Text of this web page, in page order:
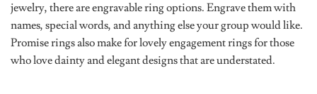
jewelry, there are engravable ring options. Engrave them with
names, special words, and anything else your group would like.
Promise rings also make for lovely engagement rings for those
who love dainty and elegant designs that are understated.